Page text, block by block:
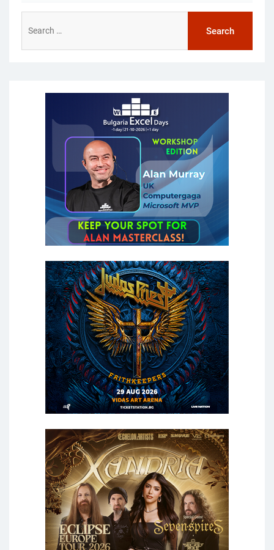
for: